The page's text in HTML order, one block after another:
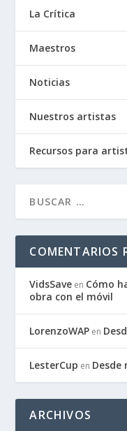
La Crítica
Maestros
Noticias
Nuestros artistas
Recursos para
COMENTARIOS
VidsSave en Cómo
obra con el móvil
LorenzoWAP en
LesterCup en Desde
ARCHIVOS